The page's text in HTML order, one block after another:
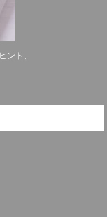
ント、